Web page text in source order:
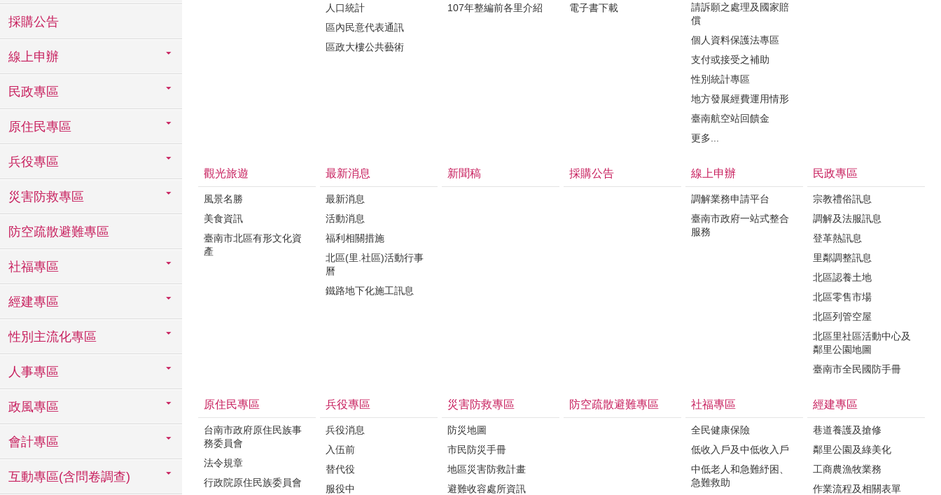
採購公告
線上申辦
民政專區
原住民專區
兵役專區
災害防救專區
防空疏散避難專區
社福專區
經建專區
性別主流化專區
人事專區
政風專區
會計專區
互動專區(含問卷調查)
人口統計
區內民意代表通訊
區政大樓公共藝術
107年整編前各里介紹
電子書下載
請訴願之處理及國家賠
償
個人資料保護法專區
支付或接受之補助
性別統計專區
地方發展經費運用情形
臺南航空站回饋金
更多...
觀光旅遊
風景名勝
美食資訊
臺南市北區有形文化資
產
最新消息
最新消息
活動消息
福利相關措施
北區(里.社區)活動行事
曆
鐵路地下化施工訊息
新聞稿 採購公告 線上申辦
調解業務申請平台
臺南市政府一站式整合
服務
民政專區
宗教禮俗訊息
調解及法服訊息
登革熱訊息
里鄰調整訊息
北區認養土地
北區零售市場
北區列管空屋
北區里社區活動中心及
鄰里公園地圖
臺南市全民國防手冊
原住民專區
台南市政府原住民族事
務委員會
法令規章
行政院原住民族委員會
兵役專區
兵役消息
入伍前
替代役
服役中
災害防救專區
防災地圖
市民防災手冊
地區災害防救計畫
避難收容處所資訊
防空疏散避難專區 社福專區
全民健康保險
低收入戶及中低收入戶
中低老人和急難紓困、
急難救助
經建專區
巷道養護及搶修
鄰里公園及綠美化
工商農漁牧業務
作業流程及相關表單